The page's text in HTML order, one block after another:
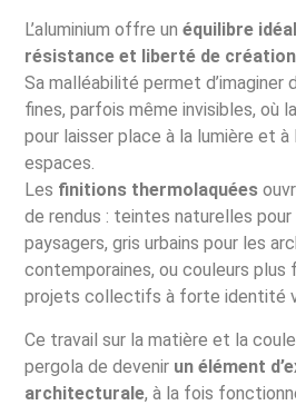
L’aluminium offre unéquilibre
résistance et liberté de création
Sa malléabilité permet d’imaginer
fines, parfois même invisibles, où
pour laisser place à la lumière et
espaces.
Les finitions thermolaquées
de rendus : teintes naturelles
paysagers, gris urbains pour les
contemporaines, ou couleurs plus
projets collectifs à forte identité
Ce travail sur la matière et la
pergola de devenir un élément
architecturale, à la fois